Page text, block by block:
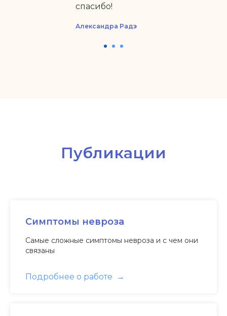
спасибо!
Александра Радэ
Публикации
Симптомы невроза
Самые сложные симптомы невроза и с чем они
связаны
Подробнее о работе